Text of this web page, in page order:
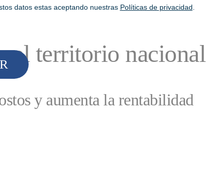
datos estas aceptando nuestras Políticas de privacidad
el territorio nacional
y aumenta la rentabilidad